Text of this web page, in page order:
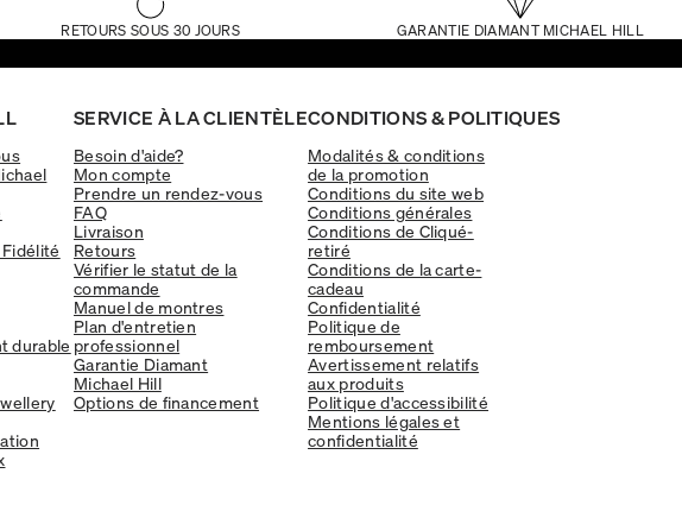
RETOURS SOUS 30 JOURS GARANTIE DIAMANT MICHAEL HILL
durable
SERVICE À LA CLIENTÈLE
Besoin d'aide?
Mon compte
Prendre un rendez-vous
FAQ
Livraison
Retours
Vérifier le statut de la
commande
Manuel de montres
Plan d'entretien
professionnel
Garantie Diamant
Michael Hill
Options de financement
CONDITIONS & POLITIQUES
Modalités & conditions
de la promotion
Conditions du site web
Conditions générales
Conditions de Cliqué-
retiré
Conditions de la carte-
cadeau
Confidentialité
Politique de
remboursement
Avertissement relatifs
aux produits
Politique d'accessibilité
Mentions légales et
confidentialité